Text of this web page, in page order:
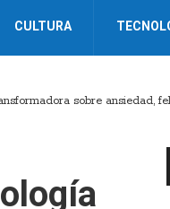
CULTURA
sobre ansiedad,